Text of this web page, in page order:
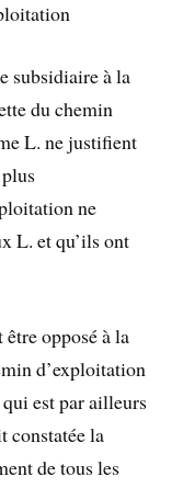
subsidiaire à la
du chemin
L. ne justifient
ne
L. et qu’ils ont
opposé à la
d’exploitation
est par ailleurs
constatée la
de tous les